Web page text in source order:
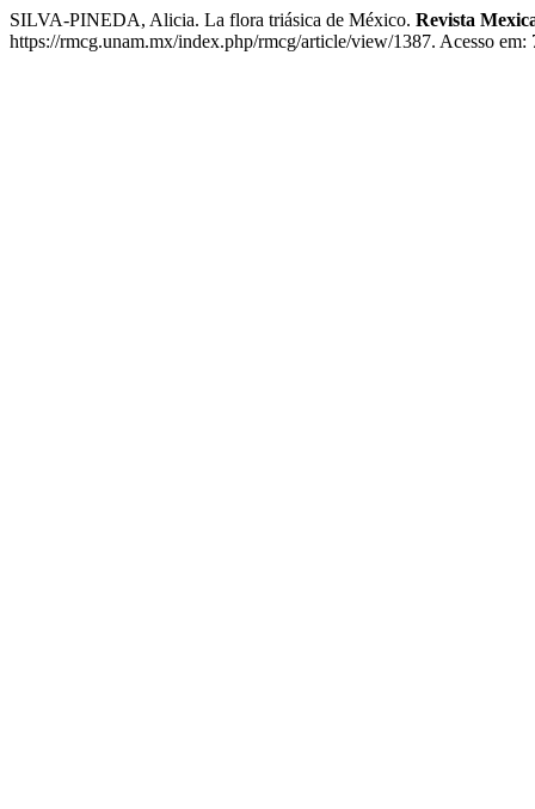
SILVA-PINEDA, Alicia. La flora triásica de México. Revista
https://rmcg.unam.mx/index.php/rmcg/article/view/1387. Acesso em: